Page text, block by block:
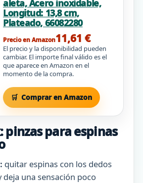
aleta, Acero inoxidable,
Longitud: 13,8 cm,
Plateado, 66082280
Precio en Amazon11,61 €
El precio y la disponibilidad pueden
cambiar. El importe final válido es el
que aparece en Amazon en el
momento de la compra.
Comprar en Amazon
pinzas para espinas
quitar espinas con los dedos
una sensación poco